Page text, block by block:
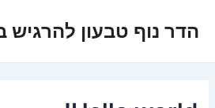
לתוכןהדר נוף טבעון להרגיש